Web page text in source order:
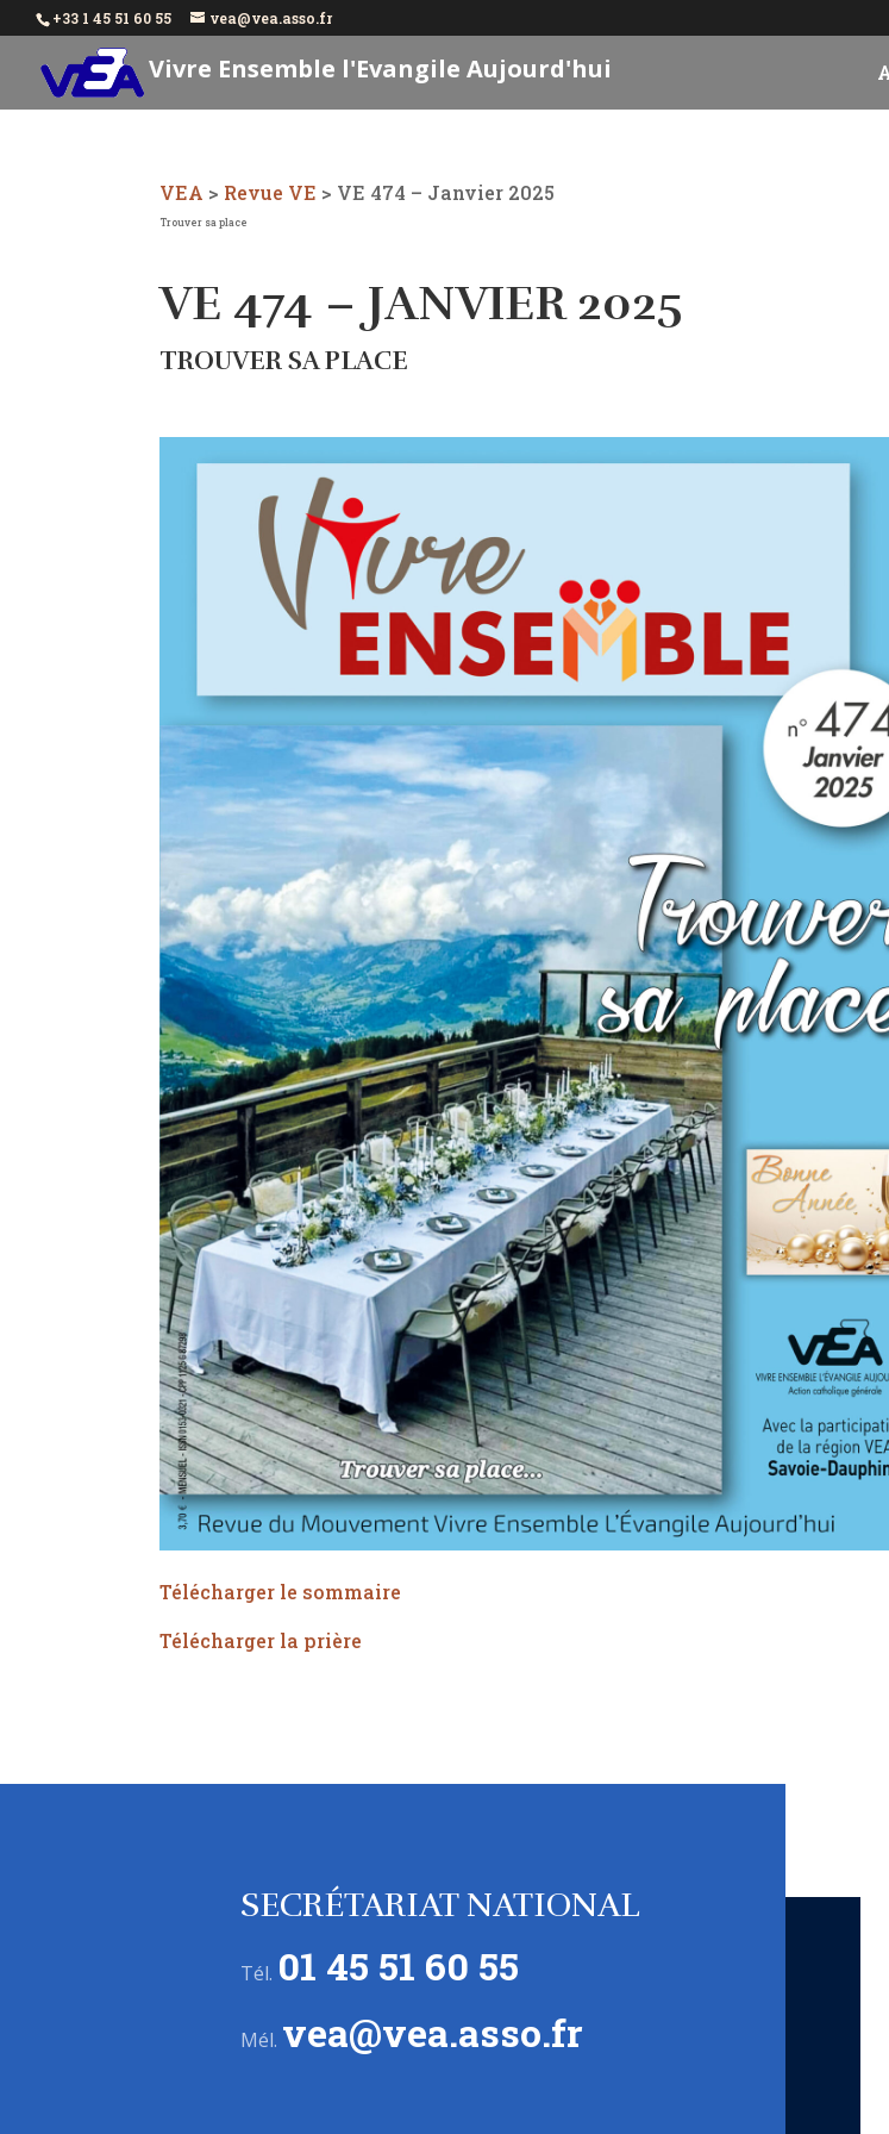
+33 1 45 51 60 55 vea@vea.asso.fr
Vivre Ensemble l'Evangile Aujourd'hui
VEA > Revue VE > VE 474 – Janvier 2025
Trouver sa place
VE 474 – JANVIER 2025
TROUVER SA PLACE
Télécharger le sommaire
Télécharger la prière
SECRÉTARIAT NATIONAL
Tél. 01 45 51 60 55
Mél. vea@vea.asso.fr